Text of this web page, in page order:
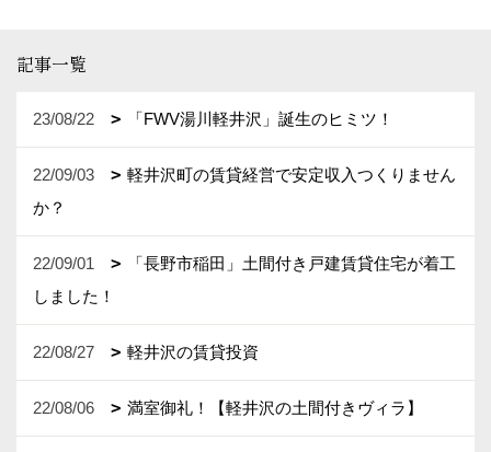
記事一覧
23/08/22 「FWV湯川軽井沢」誕生のヒミツ！
22/09/03
軽井沢町の賃貸経営で安定収入つくりません
か？
22/09/01
「長野市稲田」土間付き戸建賃貸住宅が着工
しました！
22/08/27 軽井沢の賃貸投資
22/08/06 満室御礼！【軽井沢の土間付きヴィラ】